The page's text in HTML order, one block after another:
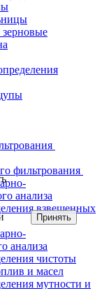
фильтрования
анализа
взвешенных
анализа
чистоты
и масел
мутности и
Принять